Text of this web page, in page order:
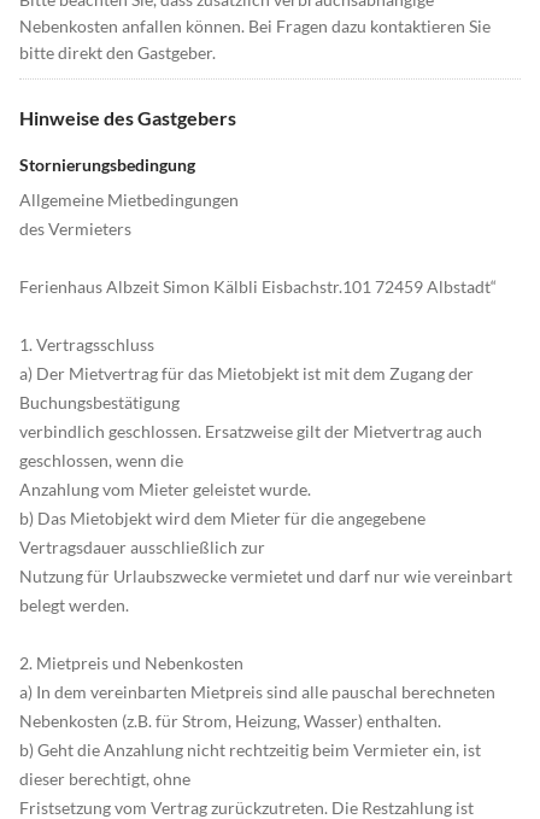
Nebenkosten anfallen können. Bei Fragen dazu kontaktieren Sie
bitte direkt den Gastgeber.
Hinweise des Gastgebers
Stornierungsbedingung
Allgemeine Mietbedingungen
des Vermieters
Ferienhaus Albzeit Simon Kälbli Eisbachstr.101 72459 Albstadt“
1. Vertragsschluss
a) Der Mietvertrag für das Mietobjekt ist mit dem Zugang der
Buchungsbestätigung
verbindlich geschlossen. Ersatzweise gilt der Mietvertrag auch
geschlossen, wenn die
Anzahlung vom Mieter geleistet wurde.
b) Das Mietobjekt wird dem Mieter für die angegebene
Vertragsdauer ausschließlich zur
Nutzung für Urlaubszwecke vermietet und darf nur wie vereinbart
belegt werden.
2. Mietpreis und Nebenkosten
a) In dem vereinbarten Mietpreis sind alle pauschal berechneten
Nebenkosten (z.B. für Strom, Heizung, Wasser) enthalten.
b) Geht die Anzahlung nicht rechtzeitig beim Vermieter ein, ist
dieser berechtigt, ohne
Fristsetzung vom Vertrag zurückzutreten. Die Restzahlung ist